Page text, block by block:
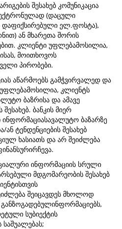
შესახებ კომუნიკაცია
(დაცული
დაფიქსირებული ელ.ფოსტა),
ან მხარეთა შორის
კლიენტი უფლებამოსილია,
მოითხოვოს
პირობები.
აწარმოებს გამჭვირვალედ და
კლიენტს
ბაზრისა და ამავე
ბანკის მიერ
ბაზარზე
ტენდენციების შესახებ
ხასიათს და არ შეიძლება
ინფორმაციის სრული
მდგომარეობის შესახებ
შეიცავდეს მხოლოდ
სუბიექტის
საშუალებას;